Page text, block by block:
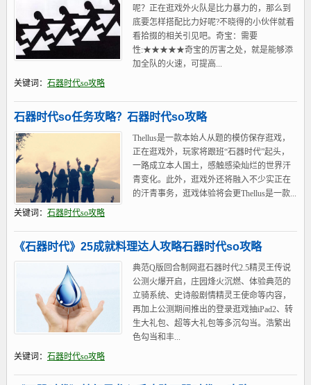
呢？正在逛戏外火队是比力暴力的，那么到
底要怎样搭配比力好呢?不晓得的小伙伴就看
看拾掇的相关引见吧。奇宝：需要
性:★★★★★奇宝的厉害之处，就是能够添
加全队的火速，可提高...
关键词： 石器时代so攻略
石器时代so任务攻略？石器时代so攻略
Thellus是一款本始人从题的模仿保存逛戏，
正在逛戏外，玩家将跟班“石器时代”起头，
一路成立本人国土，感触感染灿烂的世界汗
青变化。此外，逛戏外还将融入不少实正在
的汗青事务，逛戏体验将会更Thellus是一款...
关键词： 石器时代so攻略
《石器时代》25成就料理达人攻略石器时代so攻略
典范Q版回合制网逛石器时代2.5精灵王传说
公测火爆开启，庄园烽火沉燃、体验典范的
立骑系统、史诗般剧情精灵王使命等内容，
再加上公测期间推出的登录逛戏抽iPad2、转
生大礼包、超等大礼包等多沉勾当。浩繁出
色勾当和丰...
关键词： 石器时代so攻略